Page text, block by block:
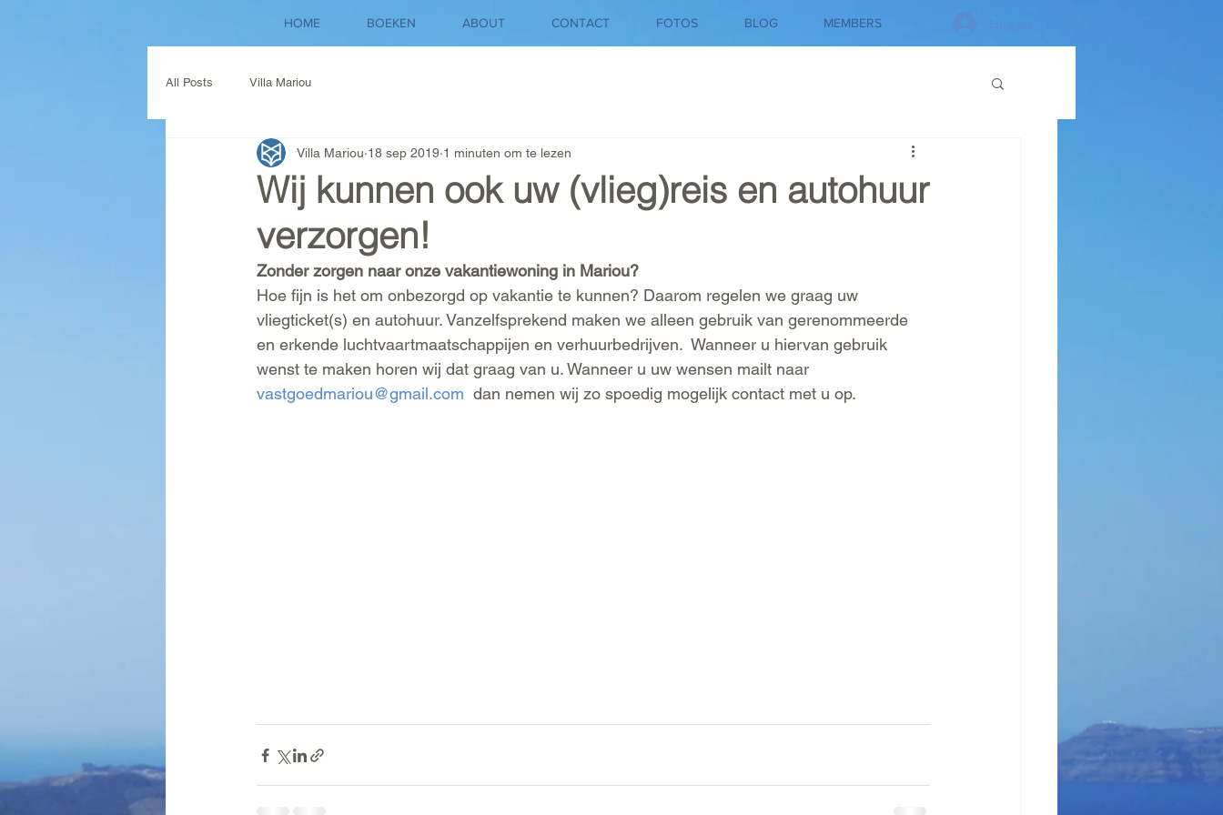
HOME BOEKEN ABOUT CONTACT FOTOS BLOG MEMBERS
All Posts Villa Mariou
Wij kunnen ook uw (vlieg)reis en autohuur
verzorgen!
Villa Mariou 18 sep 2019 1 minuten om te lezen
Zonder zorgen naar onze vakantiewoning in Mariou?
Hoe fijn is het om onbezorgd op vakantie te kunnen? Daarom regelen we graag uw
vliegticket(s) en autohuur. Vanzelfsprekend maken we alleen gebruik van gerenommeerde
en erkende luchtvaartmaatschappijen en verhuurbedrijven.  Wanneer u hiervan gebruik
wenst te maken horen wij dat graag van u. Wanneer u uw wensen mailt naar
vastgoedmariou@gmail.com
  dan nemen wij zo spoedig mogelijk contact met u op.